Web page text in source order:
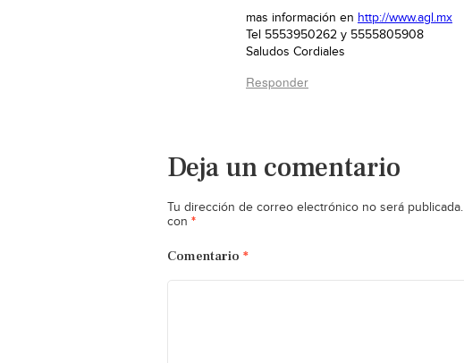
mas información en http://www.agl.mx
Tel 5553950262 y 5555805908
Saludos Cordiales
Responder
Deja un comentario
Tu dirección de correo electrónico no será publicada.
con *
Comentario *